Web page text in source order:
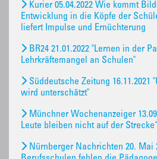
Kurier 05.04.2022 Wie kommt
Entwicklung in die Köpfe der
liefert Impulse und Ernüchterung
BR24 21.01.2022 "Lernen in der
Lehrkräftemangel an Schulen"
Süddeutsche Zeitung 16.11.2021
wird unterschätzt"
Münchner Wochenanzeiger
Leute bleiben nicht auf der
Nürnberger Nachrichten 20. Mai